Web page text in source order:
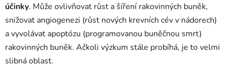
účinky. Může ovlivňovat růst a šíření rakovinných buněk,
snižovat angiogenezi (růst nových krevních cév v nádorech)
a vyvolávat apoptózu (programovanou buněčnou smrt)
rakovinných buněk. Ačkoli výzkum stále probíhá, je to velmi
slibná oblast.